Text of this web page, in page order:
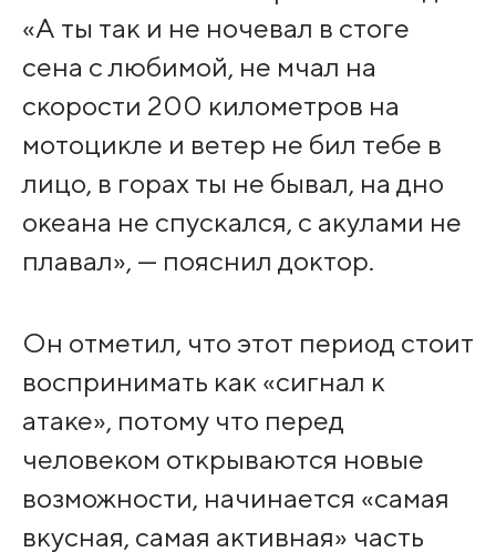
«А ты так и не ночевал в стоге
сена с любимой, не мчал на
скорости 200 километров на
мотоцикле и ветер не бил тебе в
лицо, в горах ты не бывал, на дно
океана не спускался, с акулами не
плавал», — пояснил доктор.
Он отметил, что этот период стоит
воспринимать как «сигнал к
атаке», потому что перед
человеком открываются новые
возможности, начинается «самая
вкусная, самая активная» часть